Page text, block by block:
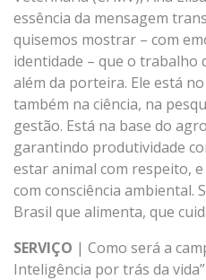
essência da mensagem
quisemos mostrar – com
identidade – que o trabalho
além da porteira. Ele está
também na ciência, na
gestão. Está na base do
garantindo produtividade
estar animal com respeito,
com consciência ambiental.
Brasil que alimenta, que
SERVIÇO | Como será a
Inteligência por trás da vida”